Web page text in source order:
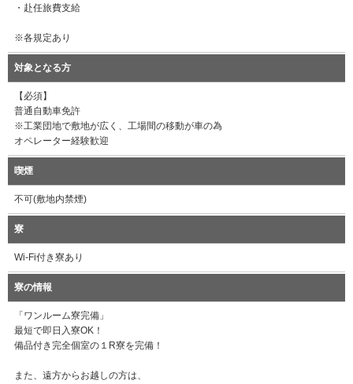
・赴任旅費支給
※各規定あり
対象となる方
【必須】
普通自動車免許
※工業団地で敷地が広く、工場間の移動が車の為
オペレーター経験歓迎
喫煙
不可(敷地内禁煙)
寮
Wi-Fi付き寮あり
寮の情報
「ワンルーム寮完備」
最短で即日入寮OK！
備品付き完全個室の１R寮を完備！
また、遠方からお越しの方は、